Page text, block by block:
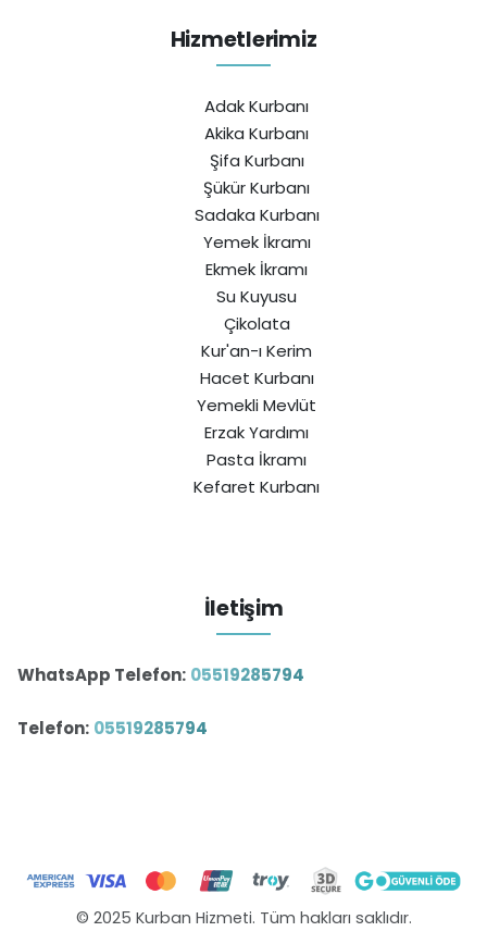
Hizmetlerimiz
Adak Kurbanı
Akika Kurbanı
Şifa Kurbanı
Şükür Kurbanı
Sadaka Kurbanı
Yemek İkramı
Ekmek İkramı
Su Kuyusu
Çikolata
Kur'an-ı Kerim
Hacet Kurbanı
Yemekli Mevlüt
Erzak Yardımı
Pasta İkramı
Kefaret Kurbanı
İletişim
WhatsApp Telefon: 05519285794
Telefon: 05519285794
© 2025 Kurban Hizmeti. Tüm hakları saklıdır.